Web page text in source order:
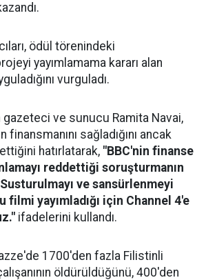
ödül törenindeki
yayımlamama kararı alan
vurguladı.
ve sunucu Ramita Navai,
sağladığını ancak
hatırlatarak, "BBC'nin finanse
reddettiği soruşturmanın
ve sansürlenmeyi
filmi yayımladığı için Channel 4'e
ifadelerini kullandı.
1700'den fazla Filistinli
öldürüldüğünü, 400'den